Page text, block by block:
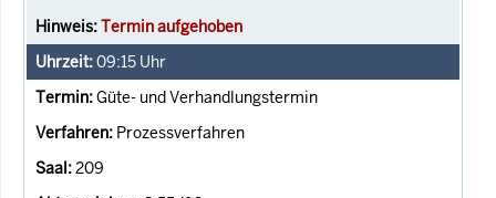
Termin aufgehoben
09:15 Uhr
Güte- und Verhandlungstermin
Prozessverfahren
209